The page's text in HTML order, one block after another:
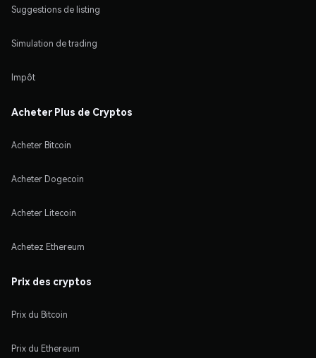
Suggestions de listing
Simulation de trading
Impôt
Acheter Plus de Cryptos
Acheter Bitcoin
Acheter Dogecoin
Acheter Litecoin
Achetez Ethereum
Prix des cryptos
Prix du Bitcoin
Prix du Ethereum